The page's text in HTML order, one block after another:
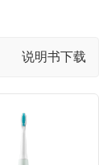
说明书下载